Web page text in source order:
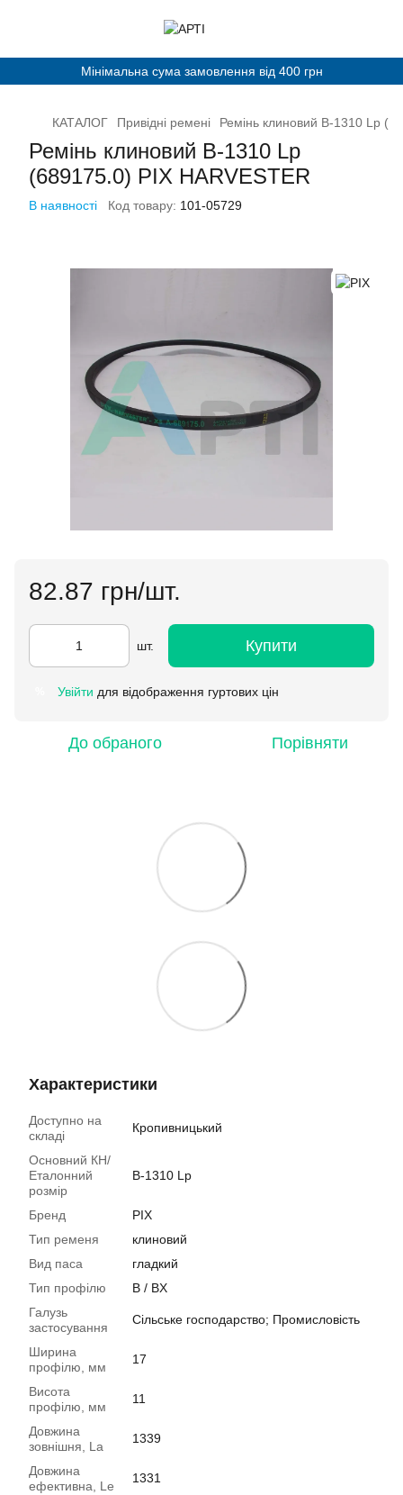
Мінімальна сума замовлення від 400 грн
КАТАЛОГ Привідні ремені Ремінь клиновий В-1310 Lp
Ремінь клиновий В-1310 Lp
(689175.0) PIX HARVESTER
В наявності Код товару: 101-05729
82.87 грн/шт.
шт. Купити
Увійти для відображення гуртових цін
До обраного Порівняти
Характеристики
Доступно на
складі
Кропивницький
Основний КН/
Еталонний
розмір
B-1310 Lp
Бренд
PIX
Тип ременя
клиновий
Вид паса
гладкий
Тип профілю
B / BX
Галузь
застосування
Сільське господарство; Промисловість
Ширина
профілю, мм
17
Висота
профілю, мм
11
Довжина
зовнішня, La
1339
Довжина
ефективна, Le
1331